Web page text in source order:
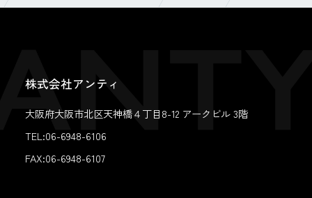
株式会社アンティ
大阪府大阪市北区天神橋４丁目8-12 アークビル 3階
TEL:06-6948-6106
FAX:06-6948-6107